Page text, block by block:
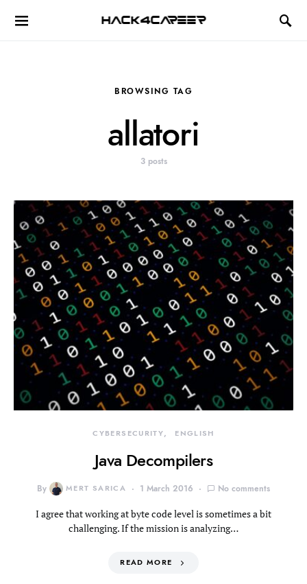
Hack4Career
BROWSING TAG
allatori
3 posts
CYBERSECURITY ENGLISH
Java Decompilers
By MERT SARICA 1 March 2016 No comments
I agree that working at byte code level is sometimes a bit
challenging. If the mission is analyzing…
READ MORE